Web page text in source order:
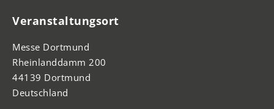
Veranstaltungsort
Messe Dortmund
Rheinlanddamm 200
44139 Dortmund
Deutschland